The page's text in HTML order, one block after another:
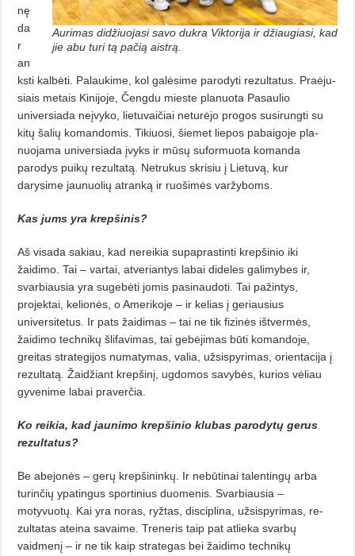
Aurimas didžiuojasi savo dukra Viktorija ir džiaugiasi, kad
jie abu turi tą pačią aistrą.
nę
da
r
an
ksti kalbėti. Palaukime, kol ga­lėsime parodyti rezultatus. Praėju­
siais metais Kinijoje, Čengdu mieste planuota Pasaulio
universiada ne­įvyko, lietuvaičiai neturėjo progos su­­sirungti su
kitų šalių komandomis. Tikiuosi, šiemet liepos pabaigoje pla­
nuojama universiada įvyks ir mūsų suformuota komanda
parodys puikų rezultatą. Netrukus skrisiu į Lietuvą, kur
darysime jaunuolių atranką ir ruošimės varžyboms.
Kas jums yra krepšinis?
Aš visada sakiau, kad nereikia su­paprastinti krepšinio iki
žaidimo. Tai – vartai, atveriantys labai dideles galimybes ir,
svarbiausia yra sugebė­ti jomis pasinaudoti. Tai pažintys,
projektai, kelionės, o Amerikoje – ir kelias į geriausius
universitetus. Ir pats žaidimas – tai ne tik fizinės iš­tvermės,
žaidimo technikų šlifavimas, tai gebėjimas būti komandoje,
greitas strategijos numatymas, valia, užsispyrimas, orientacija į
rezultatą. Žaidžiant krepšinį, ugdomos savybės, kurios vėliau
gyvenime labai pra­verčia.
Ko reikia, kad jaunimo krep­šinio klubas parodytų gerus
rezultatus?
Be abejonės – gerų krepšininkų. Ir nebūtinai talentingų arba
turinčių ypatingus sportinius duomenis. Svar­biausia –
motyvuotų. Kai yra noras, ryžtas, disciplina, užsispyrimas, re­
zul­tatas ateina savaime. Treneris taip pat atlieka svarbų
vaidmenį – ir ne tik kaip strategas bei žaidimo technikų